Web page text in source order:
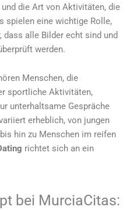
die Art von Aktivitäten, die
spielen eine wichtige Rolle,
alle Bilder echt sind und
werden.
Menschen, die
sportliche Aktivitäten,
unterhaltsame Gespräche
erheblich, von jungen
hin zu Menschen im reifen
richtet sich an ein
bei MurciaCitas: